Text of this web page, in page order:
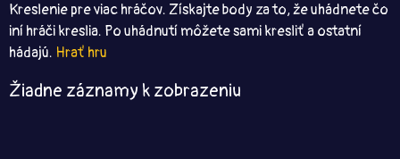
Kreslenie pre viac hráčov. Získajte body za to, že uhádnete čo
iní hráči kreslia. Po uhádnutí môžete sami kresliť a ostatní
hádajú. Hrať hru
Žiadne záznamy k zobrazeniu